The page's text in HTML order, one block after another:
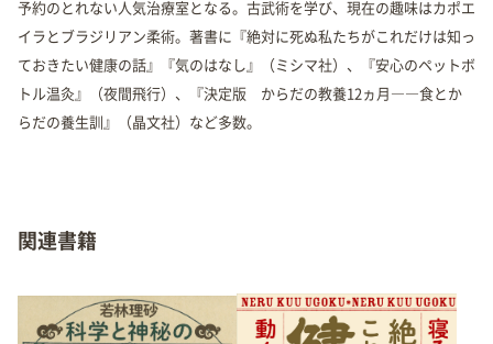
予約のとれない人気治療室となる。古武術を学び、現在の趣味はカポエ
イラとブラジリアン柔術。著書に『絶対に死ぬ私たちがこれだけは知っ
ておきたい健康の話』『気のはなし』（ミシマ社）、『安心のペットボ
トル温灸』（夜間飛行）、『決定版 からだの教養12ヵ月――食とか
らだの養生訓』（晶文社）など多数。
関連書籍